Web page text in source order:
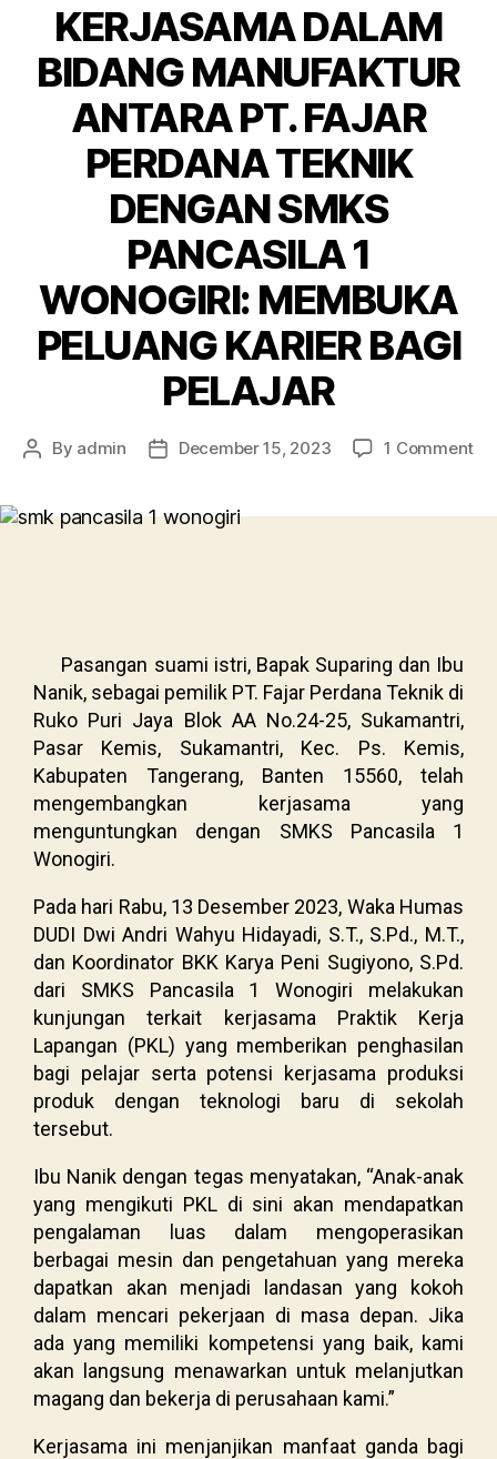
KERJASAMA DALAM
BIDANG MANUFAKTUR
ANTARA PT. FAJAR
PERDANA TEKNIK
DENGAN SMKS
PANCASILA 1
WONOGIRI: MEMBUKA
PELUANG KARIER BAGI
PELAJAR
By admin December 15, 2023 1 Comment
Pasangan suami istri, Bapak Suparing dan Ibu
Nanik, sebagai pemilik PT. Fajar Perdana Teknik di
Ruko Puri Jaya Blok AA No.24-25, Sukamantri,
Pasar Kemis, Sukamantri, Kec. Ps. Kemis,
Kabupaten Tangerang, Banten 15560, telah
mengembangkan kerjasama yang
menguntungkan dengan SMKS Pancasila 1
Wonogiri.
Pada hari Rabu, 13 Desember 2023, Waka Humas
DUDI Dwi Andri Wahyu Hidayadi, S.T., S.Pd., M.T.,
dan Koordinator BKK Karya Peni Sugiyono, S.Pd.
dari SMKS Pancasila 1 Wonogiri melakukan
kunjungan terkait kerjasama Praktik Kerja
Lapangan (PKL) yang memberikan penghasilan
bagi pelajar serta potensi kerjasama produksi
produk dengan teknologi baru di sekolah
tersebut.
Ibu Nanik dengan tegas menyatakan, “Anak-anak
yang mengikuti PKL di sini akan mendapatkan
pengalaman luas dalam mengoperasikan
berbagai mesin dan pengetahuan yang mereka
dapatkan akan menjadi landasan yang kokoh
dalam mencari pekerjaan di masa depan. Jika
ada yang memiliki kompetensi yang baik, kami
akan langsung menawarkan untuk melanjutkan
magang dan bekerja di perusahaan kami.”
Kerjasama ini menjanjikan manfaat ganda bagi